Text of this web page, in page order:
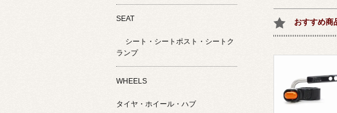
おすすめ商
SEAT
シート・シートポスト・シートク
ランプ
WHEELS
タイヤ・ホイール・ハブ